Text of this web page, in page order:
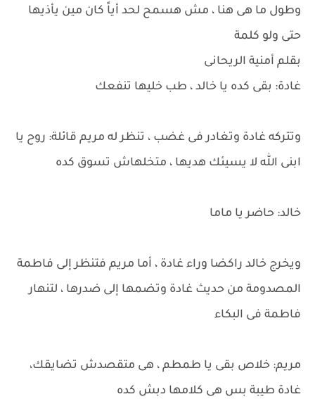
وطول ما هى هنا ، مش هسمح لحد أياً كان مين يأذيها
حتى ولو كلمة
بقلم أمنية الريحانى
غادة: بقى كده يا خالد ، طب خليها تنفعك
وتتركه غادة وتغادر فى غضب ، تنظر له مريم قائلة: روح يا
ابنى الله لا يسيئك هديها ، متخلهاش تسوق كده
خالد: حاضر يا ماما
ويخرج خالد راكضا وراء غادة ، أما مريم فتنظر إلى فاطمة
المصدومة من حديث غادة وتضمها إلى ضدرها ، لتنهار
فاطمة فى البكاء
مريم: خلاص بقى يا طمطم ، هى متقصدش تضايقك،
غادة طيبة بس هى كلامها دبش كده